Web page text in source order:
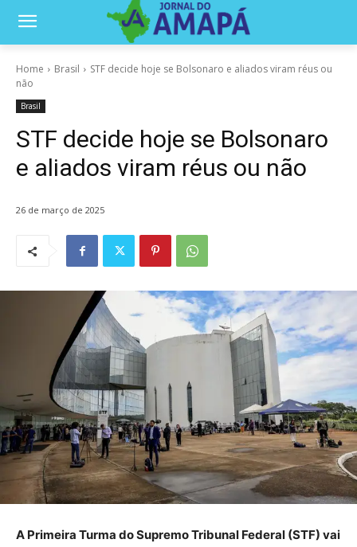
Home Brasil
STF decide hoje se Bolsonaro e aliados viram réus ou
não
Brasil
STF decide hoje se Bolsonaro
e aliados viram réus ou não
26 de março de 2025
A Primeira Turma do Supremo Tribunal Federal (STF) vai